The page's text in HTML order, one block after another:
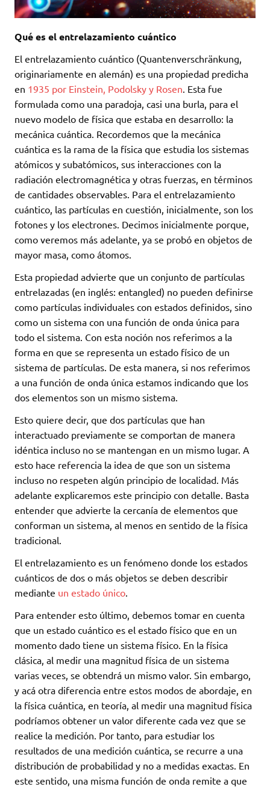
Qué es el entrelazamiento cuántico
El entrelazamiento cuántico (Quantenverschränkung,
originariamente en alemán) es una propiedad predicha
en 1935 por Einstein, Podolsky y Rosen . Esta fue
formulada como una paradoja, casi una burla, para el
nuevo modelo de física que estaba en desarrollo: la
mecánica cuántica. Recordemos que la mecánica
cuántica es la rama de la física que estudia los sistemas
atómicos y subatómicos, sus interacciones con la
radiación electromagnética y otras fuerzas, en términos
de cantidades observables. Para el entrelazamiento
cuántico, las partículas en cuestión, inicialmente, son los
fotones y los electrones. Decimos inicialmente porque,
como veremos más adelante, ya se probó en objetos de
mayor masa, como átomos.
Esta propiedad advierte que un conjunto de partículas
entrelazadas (en inglés: entangled) no pueden definirse
como partículas individuales con estados definidos, sino
como un sistema con una función de onda única para
todo el sistema. Con esta noción nos referimos a la
forma en que se representa un estado físico de un
sistema de partículas. De esta manera, si nos referimos
a una función de onda única estamos indicando que los
dos elementos son un mismo sistema.
Esto quiere decir, que dos partículas que han
interactuado previamente se comportan de manera
idéntica incluso no se mantengan en un mismo lugar. A
esto hace referencia la idea de que son un sistema
incluso no respeten algún principio de localidad. Más
adelante explicaremos este principio con detalle. Basta
entender que advierte la cercanía de elementos que
conforman un sistema, al menos en sentido de la física
tradicional.
El entrelazamiento es un fenómeno donde los estados
cuánticos de dos o más objetos se deben describir
mediante un estado único
Para entender esto último, debemos tomar en cuenta
que un estado cuántico es el estado físico que en un
momento dado tiene un sistema físico. En la física
clásica, al medir una magnitud física de un sistema
varias veces, se obtendrá un mismo valor. Sin embargo,
y acá otra diferencia entre estos modos de abordaje, en
la física cuántica, en teoría, al medir una magnitud física
podríamos obtener un valor diferente cada vez que se
realice la medición. Por tanto, para estudiar los
resultados de una medición cuántica, se recurre a una
distribución de probabilidad y no a medidas exactas. En
este sentido, una misma función de onda remite a que